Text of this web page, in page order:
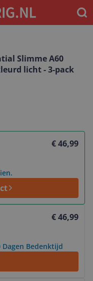
Slimme A60
licht - 3-pack
€ 46,99
€ 46,99
Bedenktijd